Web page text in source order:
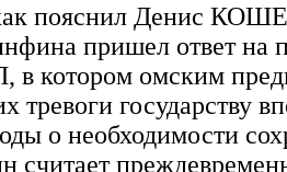
пояснил Денис
пришел ответ на
котором омским
тревоги государству
о необходимости
считает